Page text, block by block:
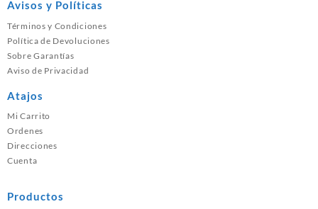
Avisos y Políticas
Términos y Condiciones
Política de Devoluciones
Sobre Garantías
Aviso de Privacidad
Atajos
Mi Carrito
Ordenes
Direcciones
Cuenta
Productos